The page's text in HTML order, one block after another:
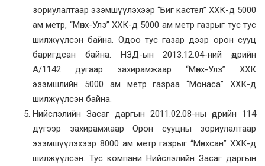
зориулалтаар эзэмшүүлэхээр “Биг кастел” ХХК-д 5000
ам метр, “Мөнх-Улз” ХХК-д 5000 ам метр газрыг тус тус
шилжүүлсэн байна. Одоо тус газар дээр орон сууц
баригдсан байна. НЗД-ын 2013.12.04-ний өдрийн
А/1142 дугаар захирамжаар “Мөнх-Улз” ХХК
эзэмшлийн 5000 ам метр газраа “Монаса” ХХК-д
шилжүүлсэн байна.
Нийслэлийн Засаг даргын 2011.02.08-ны өдрийн 114
дүгээр захирамжаар Орон сууцны зориулалтаар
эзэмшүүлэхээр 8000 ам метр газрыг “Мөнхсан” ХХК-д
шилжүүлсэн. Тус компани Нийслэлийн Засаг даргын